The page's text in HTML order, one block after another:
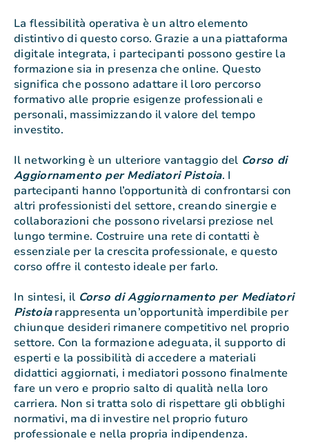
La flessibilità operativa è un altro elemento
distintivo di questo corso. Grazie a una piattaforma
digitale integrata, i partecipanti possono gestire la
formazione sia in presenza che online. Questo
significa che possono adattare il loro percorso
formativo alle proprie esigenze professionali e
personali, massimizzando il valore del tempo
investito.
Il networking è un ulteriore vantaggio del Corso di
Aggiornamento per Mediatori Pistoia. I
partecipanti hanno l’opportunità di confrontarsi con
altri professionisti del settore, creando sinergie e
collaborazioni che possono rivelarsi preziose nel
lungo termine. Costruire una rete di contatti è
essenziale per la crescita professionale, e questo
corso offre il contesto ideale per farlo.
In sintesi, il Corso di Aggiornamento per Mediatori
Pistoiarappresenta un’opportunità imperdibile per
chiunque desideri rimanere competitivo nel proprio
settore. Con la formazione adeguata, il supporto di
esperti e la possibilità di accedere a materiali
didattici aggiornati, i mediatori possono finalmente
fare un vero e proprio salto di qualità nella loro
carriera. Non si tratta solo di rispettare gli obblighi
normativi, ma di investire nel proprio futuro
professionale e nella propria indipendenza.